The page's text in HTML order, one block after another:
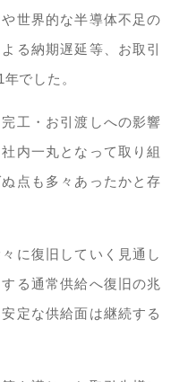
世界的な半導体不足の
る納期遅延等、お取引
でした。
工・お引渡しへの影響
内一丸となって取り組
点も多々あったかと存
に復旧していく見通し
る通常供給へ復旧の兆
定な供給面は継続する